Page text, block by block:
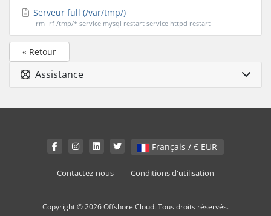
Serveur full (/var/tmp/)
rm -rf /tmp/* service mysql restart service httpd restart
« Retour
Assistance
Français / € EUR
Contactez-nous Conditions d'utilisation
Copyright © 2026 Offshore Cloud. Tous droits réservés.